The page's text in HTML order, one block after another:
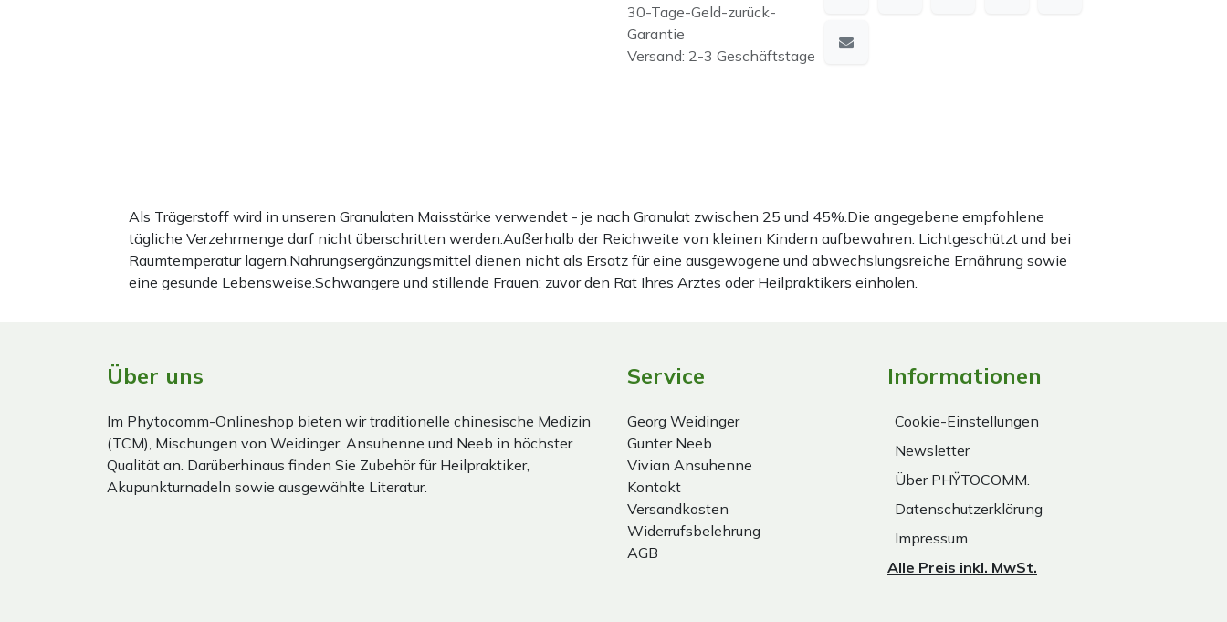
30-Tage-Geld-zurück-
Garantie
Versand: 2-3 Geschäftstage
Als Trägerstoff wird in unseren Granulaten Maisstärke verwendet - je nach Granulat zwischen 25 und 45%.Die angegebene empfohlene
tägliche Verzehrmenge darf nicht überschritten werden.Außerhalb der Reichweite von kleinen Kindern aufbewahren. Lichtgeschützt und bei
Raumtemperatur lagern.Nahrungsergänzungsmittel dienen nicht als Ersatz für eine ausgewogene und abwechslungsreiche Ernährung sowie
eine gesunde Lebensweise.Schwangere und stillende Frauen: zuvor den Rat Ihres Arztes oder Heilpraktikers einholen.
Über uns
Im Phytocomm-Onlineshop bieten wir traditionelle chinesische Medizin
(TCM), Mischungen von Weidinger, Ansuhenne und Neeb in höchster
Qualität an. Darüberhinaus finden Sie Zubehör für Heilpraktiker,
Akupunkturnadeln sowie ausgewählte Literatur.
Service
Georg Weidinger
Gunter Neeb
Vivian Ansuhenne
Kontakt
Versandkosten
Widerrufsbelehrung
AGB
Informationen
Cookie-Einstellungen
Newsletter
Über PHŸTOCOMM.
Datenschutzerklärung
Impressum
Alle Preis inkl. MwSt.